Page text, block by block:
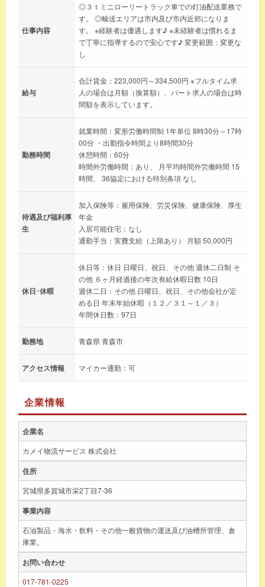
仕事内容
◎３ｔミニローリートラック車での灯油配送業務で
す。 ◎輸送エリアは市内及び市内近郊になりま
す。 ※経験者は優遇します♪ ※未経験者は慣れるま
で丁寧に指導するので安心です♪ 変更範囲：変更な
し
給与
合計賃金：223,000円～334,500円 ※フルタイム求
人の場合は月額（換算額）、パート求人の場合は時
間額を表示しています。
勤務時間
就業時間：変形労働時間制 1年単位 8時30分～17時
00分 ・出勤指令時間より8時間30分
休憩時間：60分
時間外労働時間：あり、 月平均時間外労働時間 15
時間、 36協定における特別条項 なし
待遇及び福利厚
生
加入保険等：雇用保険、労災保険、健康保険、厚生
年金
入居可能住宅：なし
通勤手当：実費支給（上限あり） 月額 50,000円
休日･休暇
休日等：休日 日曜日、祝日、その他 週休二日制 そ
の他 ６ヶ月経過後の年次有給休暇日数 10日
週休二日：その他 日曜日、祝日、その他会社が定
める日 年末年始休暇（１２／３１～１／３）
年間休日数：97日
勤務地 青森県 青森市
アクセス情報 マイカー通勤：可
企業情報
企業名
カメイ物流サービス 株式会社
住所
宮城県多賀城市栄2丁目7-36
事業内容
石油製品・海水・飲料・その他一般貨物の運送及び油槽所管理、倉
庫業。
お問い合わせ
017-781-0225